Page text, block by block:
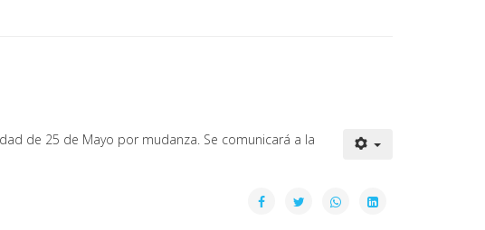
de 25 de Mayo por mudanza. Se comunicará a la